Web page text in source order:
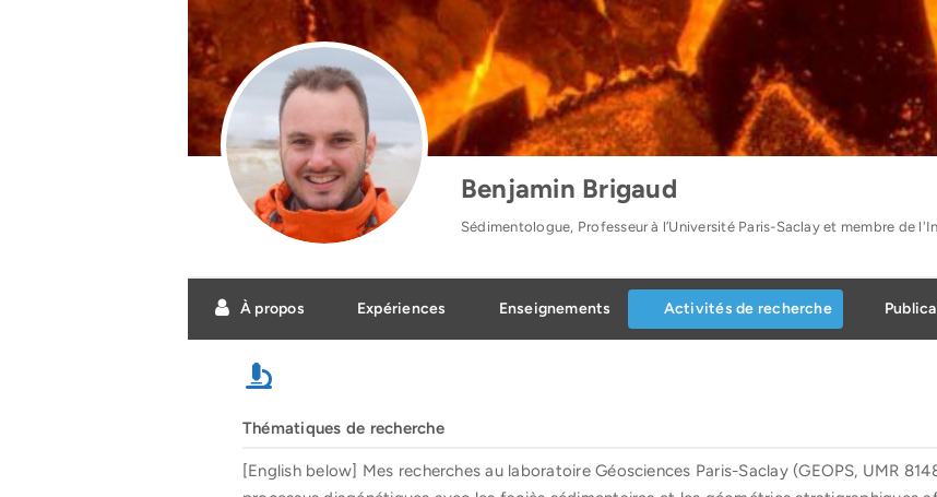
Benjamin Brigaud
Sédimentologue, Professeur à l’Université Paris-Saclay et membre de
À propos Expériences Enseignements Activités de recherche
Thématiques de recherche
[English below] Mes recherches au laboratoire Géosciences Paris-Saclay (GEOPS, UMR